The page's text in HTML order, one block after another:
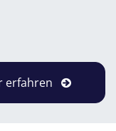
erfahren